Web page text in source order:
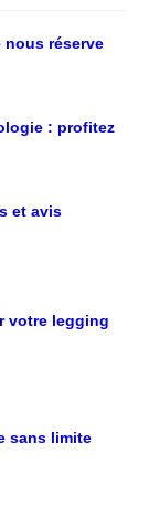
nous réserve
: profitez
et avis
votre legging
sans limite